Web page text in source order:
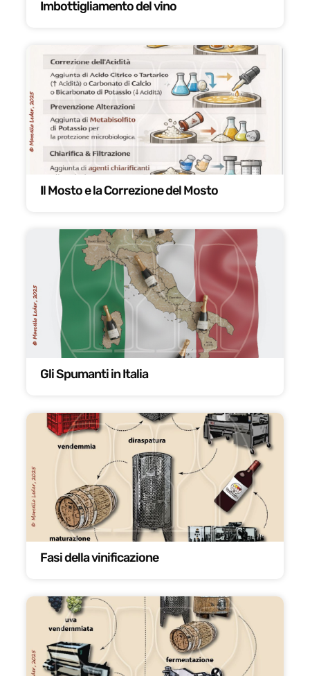
Imbottigliamento del vino
Il Mosto e la Correzione del Mosto
Gli Spumanti in Italia
Fasi della vinificazione